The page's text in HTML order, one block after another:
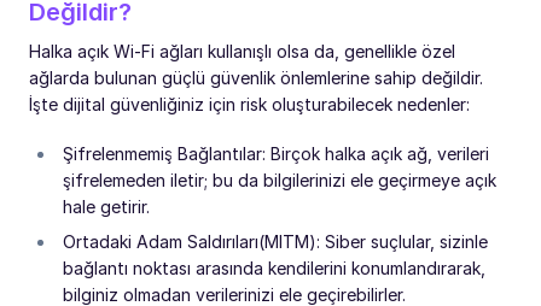
Değildir?
Halka açık Wi-Fi ağları kullanışlı olsa da, genellikle özel
ağlarda bulunan güçlü güvenlik önlemlerine sahip değildir.
İşte dijital güvenliğiniz için risk oluşturabilecek nedenler:
Şifrelenmemiş Bağlantılar: Birçok halka açık ağ, verileri
şifrelemeden iletir; bu da bilgilerinizi ele geçirmeye açık
hale getirir.
Ortadaki Adam Saldırıları(MITM): Siber suçlular, sizinle
bağlantı noktası arasında kendilerini konumlandırarak,
bilginiz olmadan verilerinizi ele geçirebilirler.